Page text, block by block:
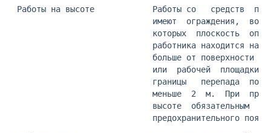
Работы на высоте            Работы со   средств
имеют  ограждения,  во
которых  плоскость
работника находится на
больше от поверхности
или  рабочей  площадки
границы   перепада  по
меньше  2  м.  При
высоте  обязательным
                             предохранительного пояса